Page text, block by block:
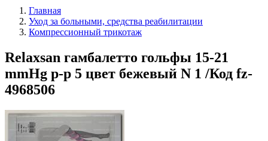
Главная
Уход за больными, средства реабилитации
Компрессионный трикотаж
Relaxsan гамбалетто гольфы 15-21
mmHg р-р 5 цвет бежевый N 1 /Код fz-
4968506